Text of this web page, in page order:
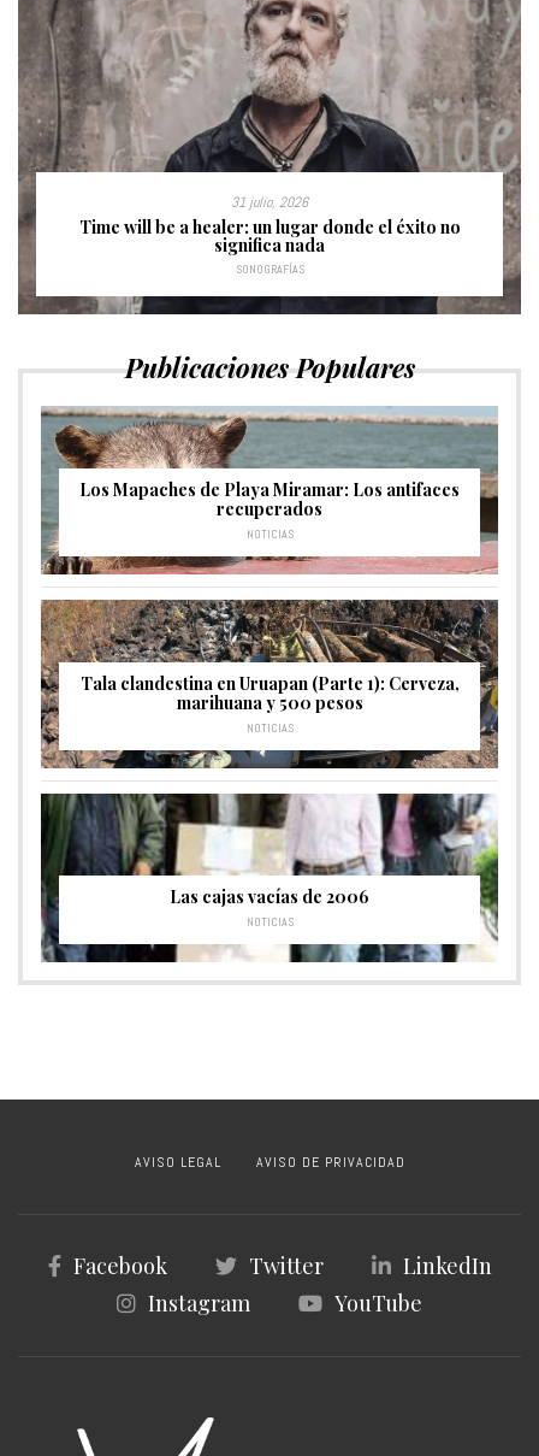
31 julio, 2026
Time will be a healer: un lugar donde el éxito no
significa nada
SONOGRAFÍAS
Publicaciones Populares
Los Mapaches de Playa Miramar: Los antifaces
recuperados
NOTICIAS
Tala clandestina en Uruapan (Parte 1): Cerveza,
marihuana y 500 pesos
NOTICIAS
Las cajas vacías de 2006
NOTICIAS
AVISO LEGAL AVISO DE PRIVACIDAD
Facebook Twitter
LinkedIn
Instagram
YouTube